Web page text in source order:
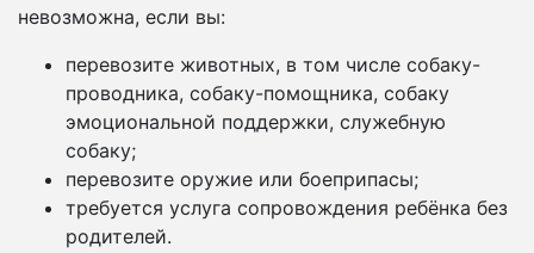
невозможна, если вы:
перевозите животных, в том числе собаку-
проводника, собаку-помощника, собаку
эмоциональной поддержки, служебную
собаку;
перевозите оружие или боеприпасы;
требуется услуга сопровождения ребёнка без
родителей.